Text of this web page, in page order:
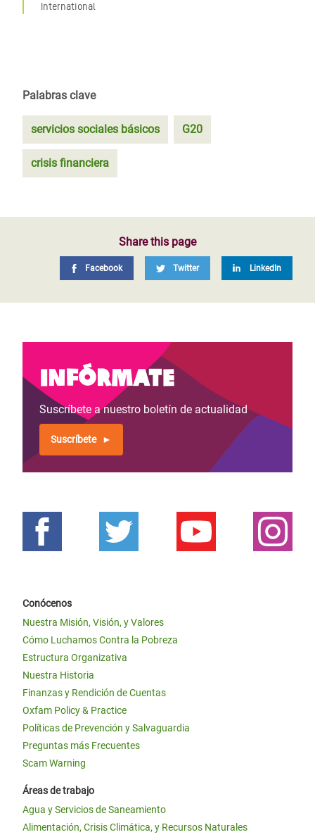
International
Palabras clave
servicios sociales básicos G20
crisis financiera
Share this page
Facebook Twitter LinkedIn
Infórmate
Suscríbete a nuestro boletín de actualidad
Suscríbete
Conócenos
Nuestra Misión, Visión, y Valores
Cómo Luchamos Contra la Pobreza
Estructura Organizativa
Nuestra Historia
Finanzas y Rendición de Cuentas
Oxfam Policy & Practice
Políticas de Prevención y Salvaguardia
Preguntas más Frecuentes
Scam Warning
Áreas de trabajo
Agua y Servicios de Saneamiento
Alimentación, Crisis Climática, y Recursos Naturales